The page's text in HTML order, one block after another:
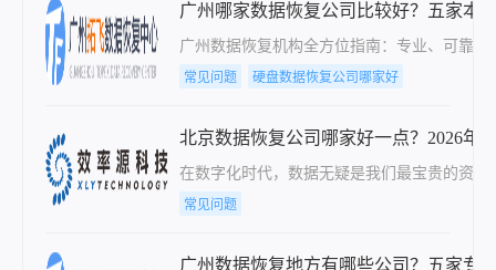
广州哪家数据恢复公司比较好？五家本
广州数据恢复机构全方位指南：专业、可靠
常见问题 硬盘数据恢复公司哪家好
北京数据恢复公司哪家好一点？2026年
在数字化时代，数据无疑是我们最宝贵的资
常见问题
广州数据恢复地方有哪些公司？五家专